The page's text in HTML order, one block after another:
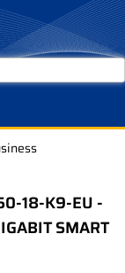
18-K9-EU -
SMART